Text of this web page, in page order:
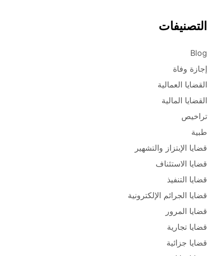
التصنيفات
Blog
إجازة وفاة
القضايا العمالية
القضايا المالية
تراخيص
طبية
قضايا الإبتزاز والتشهير
قضايا الاستئناف
قضايا التنفيذ
قضايا الجرائم الإلكترونية
قضايا المرور
قضايا تجارية
قضايا جزائية